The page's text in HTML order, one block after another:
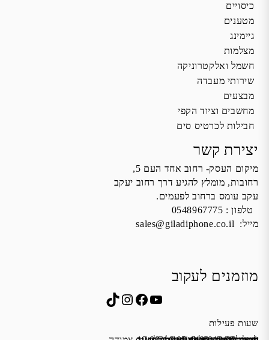
כיסויים
מטענים
גיימינג
מצלמות
חשמל ואלקטרוניקה
שירותי מעבדה
מבצעים
מחשבים וציוד הקפי
חבילות לכרטיס סים
יצירת קשר
מיקום העסק- רחוב אחד העם 5,
רחובות, מומלץ להגיע דרך רחוב יעקב
עקב עומס ברחוב לפעמים.
טלפון : 0548967775
מייל: sales@giladiphone.co.il
מוזמנים לעקוב
YouTube
Facebook
Instagram
TikTok
שעות פעילות